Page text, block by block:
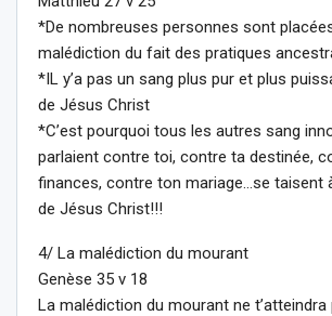
*De nombreuses personnes sont
malédiction du fait des pratiques
*IL y’a pas un sang plus pur et plus
de Jésus Christ
*C’est pourquoi tous les autres sang
parlaient contre toi, contre ta destinée,
finances, contre ton mariage…se taisent
de Jésus Christ!!!
4/ La malédiction du mourant
Genèse 35 v 18
La malédiction du mourant ne